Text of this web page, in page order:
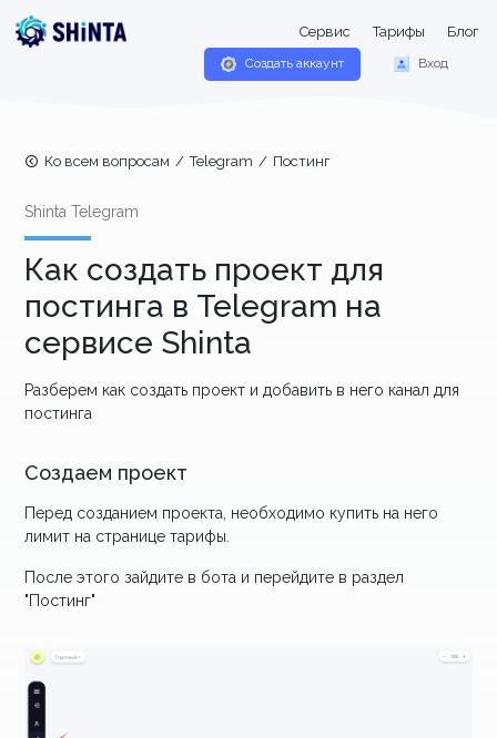
Сервис Тарифы Блог
Создать аккаунт Вход
Ко всем вопросам / Telegram / Постинг
Shinta Telegram
Как создать проект для
постинга в Telegram на
сервисе Shinta
Разберем как создать проект и добавить в него канал для
постинга
Создаем проект
Перед созданием проекта, необходимо купить на него
лимит на странице тарифы.
После этого зайдите в бота и перейдите в раздел
"Постинг"